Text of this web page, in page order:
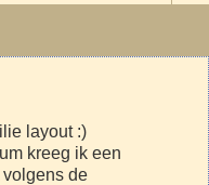
layout :)
kreeg ik een
de